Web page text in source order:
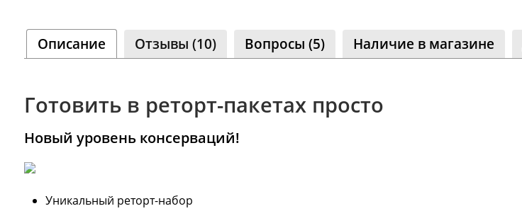
Описание Отзывы (10) Вопросы (5) Наличие в магазине
Готовить в реторт-пакетах просто
Новый уровень консерваций!
Уникальный реторт-набор